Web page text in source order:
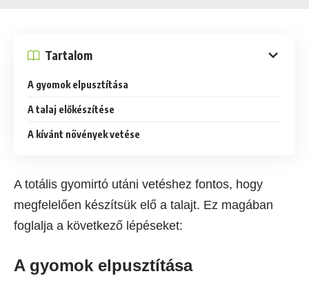
Tartalom
A gyomok elpusztítása
A talaj előkészítése
A kívánt növények vetése
A totális gyomirtó utáni vetéshez fontos, hogy
megfelelően készítsük elő a talajt. Ez magában
foglalja a következő lépéseket:
A gyomok elpusztítása